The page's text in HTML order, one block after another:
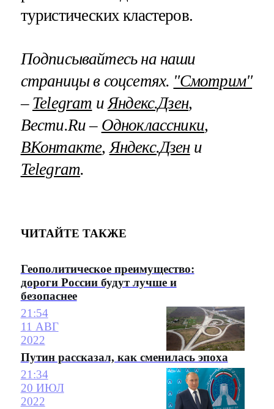
туристических кластеров.
Подписывайтесь на наши
страницы в соцсетях. "Смотрим"
– Telegram иЯндекс.Дзен,
Вести.Ru – Одноклассники,
ВКонтакте,Яндекс.Дзени
Telegram.
ЧИТАЙТЕ ТАКЖЕ
Геополитическое преимущество:
дороги России будут лучше и
безопаснее
21:54
11 АВГ
2022
Путин рассказал, как сменилась эпоха
21:34
20 ИЮЛ
2022